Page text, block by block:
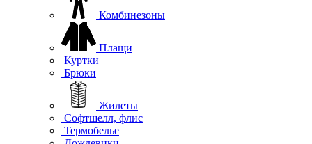
Комбинезоны
Плащи
Куртки
Брюки
Жилеты
Софтшелл, флис
Термобелье